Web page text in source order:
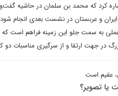
کرد که محمد بن سلمان در حاشیه
و عربستان در نشست بعدی انجام
عملی به سمت جلو این زمینه فراهم
در جهت ارتقا و از سرگیری مناسبات دو
عقیم است
یا تصویر؟